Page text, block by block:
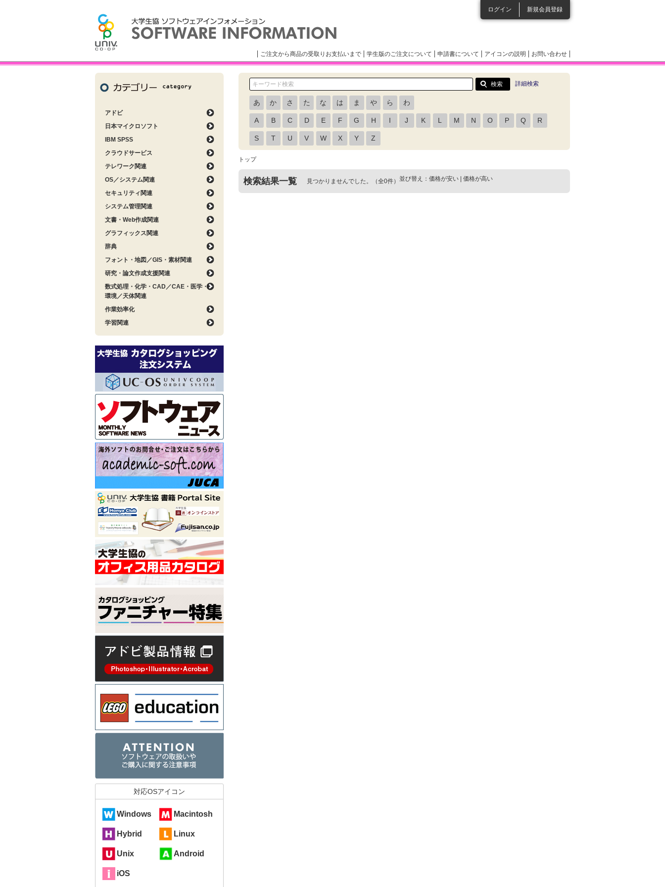
ログイン 新規会員登録
ご注文から商品の受取りお支払いまで 学生版のご注文について 申請書について アイコンの説明 お問い合わせ
詳細検索
あ か さ た な は ま や ら わ
A B C D E F G H I J K L M N O P Q R
S T U V W X Y Z
トップ
検索結果一覧 見つかりませんでした。（全0件） 並び替え： 価格が安い | 価格が高い
アドビ
日本マイクロソフト
IBM SPSS
クラウドサービス
テレワーク関連
OS／システム関連
セキュリティ関連
システム管理関連
文書・Web作成関連
グラフィックス関連
辞典
フォント・地図／GIS・素材関連
研究・論文作成支援関連
数式処理・化学・CAD／CAE・医学・
環境／天体関連
作業効率化
学習関連
対応OSアイコン
Windows Macintosh
Hybrid Linux
Unix Android
iOS